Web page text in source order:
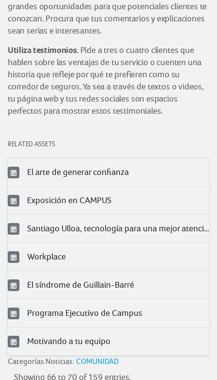
grandes oportunidades para que potenciales clientes te
conozcan. Procura que tus comentarios y explicaciones
sean serias e interesantes.
Utiliza testimonios.Pide a tres o cuatro clientes que
hablen sobre las ventajas de tu servicio o cuenten una
historia que refleje por qué te prefieren como su
corredor de seguros. Ya sea a través de textos o videos,
tu página web y tus redes sociales son espacios
perfectos para mostrar estos testimoniales.
RELATED ASSETS
El arte de generar confianza
Exposición en CAMPUS
Santiago Ulloa, tecnología para una mejor atención
Workplace
El síndrome de Guillain-Barré
Programa Ejecutivo de Campus
Motivando a tu equipo
Categorías Noticias: COMUNIDAD
Showing 66 to 70 of 159 entries.